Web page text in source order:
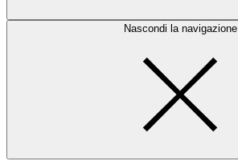
Nascondi la navigazione